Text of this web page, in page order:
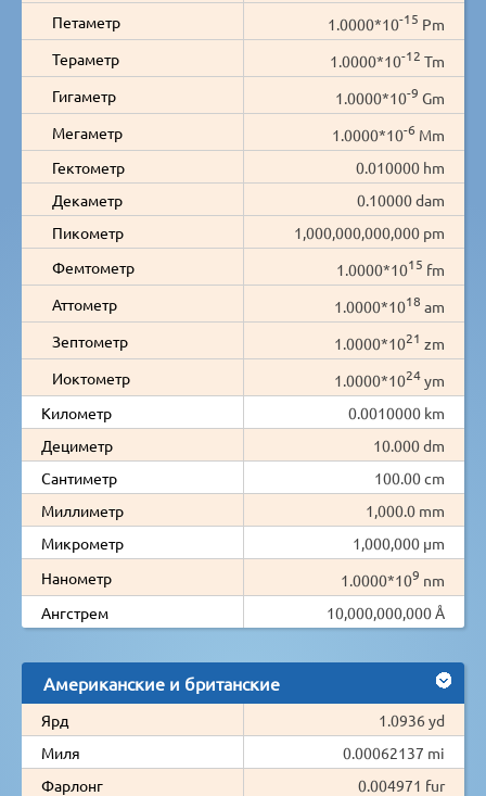
Петаметр
1.0000*10-15 Pm
Тераметр
1.0000*10-12 Tm
Гигаметр
1.0000*10-9 Gm
Мегаметр
1.0000*10-6 Mm
Гектометр
0.010000 hm
Декаметр
0.10000 dam
Пикометр
1,000,000,000,000 pm
Фемтометр
1.0000*1015 fm
Аттометр
1.0000*1018 am
Зептометр
1.0000*1021 zm
Иоктометр
1.0000*1024ym
Километр
0.0010000 km
Дециметр
10.000 dm
Сантиметр
100.00 cm
Миллиметр
1,000.0 mm
Микрометр
1,000,000 µm
Нанометр
1.0000*109 nm
Ангстрем
10,000,000,000 Å
Американские и британские
Ярд
1.0936 yd
Миля
0.00062137 mi
Фарлонг
0.004971 fur